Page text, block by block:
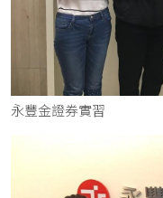
永豐金證券實習